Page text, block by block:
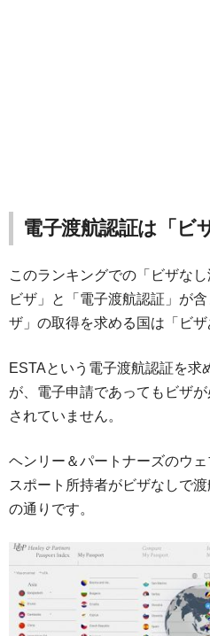
電子渡航認証は「ビ
このランキングでの「ビザな
ビザ」と「電子渡航認証」が
ザ」の取得を求める国は「ビザ
ESTAという電子渡航認証を求
が、電子申請であってもビザ
されていません。
ヘンリー＆パートナーズのウ
スポート所持者がビザなしで
の通りです。